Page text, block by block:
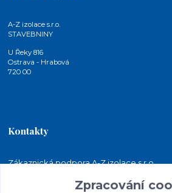
A-Z izolace s.r.o.
STAVEBNINY
U Řeky 816
Ostrava - Hrabová
720 00
Kontakty
Zákaznická podpora A-Z izolace s.r.o.
Zpracování